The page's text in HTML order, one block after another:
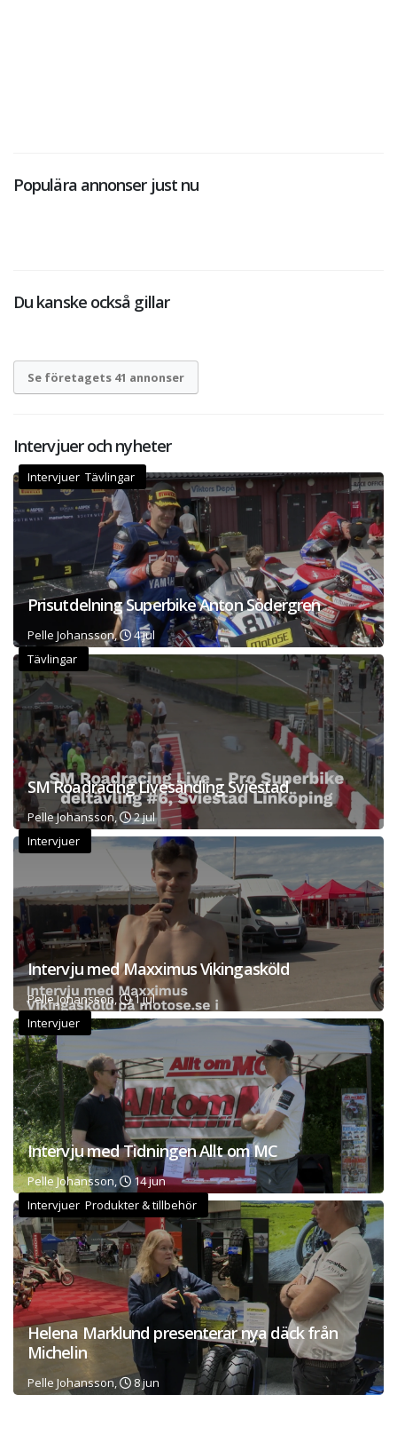
Populära annonser just nu
Du kanske också gillar
Se företagets 41 annonser
Intervjuer och nyheter
Intervjuer Tävlingar
Prisutdelning Superbike Anton Södergren
Pelle Johansson,
4 jul
Tävlingar
SM Roadracing Livesänding Sviestad
Pelle Johansson,
2 jul
Intervjuer
Intervju med Maxximus Vikingasköld
Pelle Johansson,
1 jul
Intervjuer
Intervju med Tidningen Allt om MC
Pelle Johansson,
14 jun
Intervjuer Produkter & tillbehör
Helena Marklund presenterar nya däck från
Michelin
Pelle Johansson, 8 jun